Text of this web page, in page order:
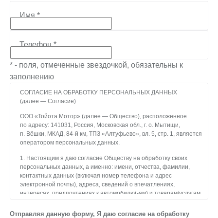
Имя*
Телефон*
* - поля, отмеченные звездочкой, обязательны к
заполнению
СОГЛАСИЕ НА ОБРАБОТКУ ПЕРСОНАЛЬНЫХ ДАННЫХ
(далее — Согласие)
ООО «Тойота Мотор» (далее — Общество), расположенное
по адресу: 141031, Россия, Московская обл., г. о. Мытищи,
п. Вёшки, МКАД, 84-й км, ТПЗ «Алтуфьево», вл. 5, стр. 1, является
оператором персональных данных.
1. Настоящим я даю согласие Обществу на обработку своих
персональных данных, а именно: имени, отчества, фамилии,
контактных данных (включая номер телефона и адрес
электронной почты), адреса, сведений о впечатлениях,
интересах, предпочтениях к автомобилю(-ям) и товарам/услугам,
устройства и модели мобильного телефона посетителя сайта,
Отправляя данную форму, Я даю согласие на обработку